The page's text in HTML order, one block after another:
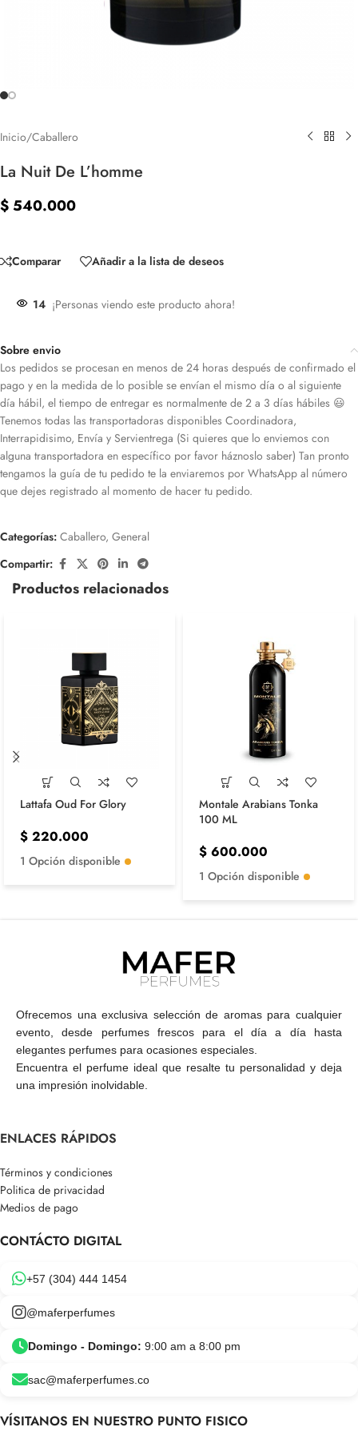
Inicio/Caballero
La Nuit De L’homme
$ 540.000
Comparar
Añadir a la lista de deseos
14 ¡Personas viendo este producto ahora!
Sobre envio
Los pedidos se procesan en menos de 24 horas después de confirmado el
pago y en la medida de lo posible se envían el mismo día o al siguiente
día hábil, el tiempo de entregar es normalmente de 2 a 3 días hábiles 😃
Tenemos todas las transportadoras disponibles Coordinadora,
Interrapidisimo, Envía y Servientrega (Si quieres que lo enviemos con
alguna transportadora en específico por favor háznoslo saber) Tan pronto
tengamos la guía de tu pedido te la enviaremos por WhatsApp al número
que dejes registrado al momento de hacer tu pedido.
Categorías: Caballero, General
Compartir:
Productos relacionados
Lattafa Oud For Glory
$ 220.000
1 Opción disponible
Montale Arabians Tonka
100 ML
$ 600.000
1 Opción disponible
Ofrecemos una exclusiva selección de aromas para cualquier
evento, desde perfumes frescos para el día a día hasta
elegantes perfumes para ocasiones especiales.
Encuentra el perfume ideal que resalte tu personalidad y deja
una impresión inolvidable.
ENLACES RÁPIDOS
Términos y condiciones
Politica de privacidad
Medios de pago
CONTÁCTO DIGITAL
+57 (304) 444 1454
@maferperfumes
Domingo - Domingo: 9:00 am a 8:00 pm
sac@maferperfumes.co
VÍSITANOS EN NUESTRO PUNTO FISICO